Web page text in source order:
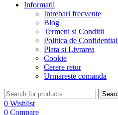
Informatii
Intrebari frecvente
Blog
Termeni si Conditii
Politica de
Plata si Livrarea
Cookie
Cerere retur
Urmareste comanda
0 Wishlist
0 Compare